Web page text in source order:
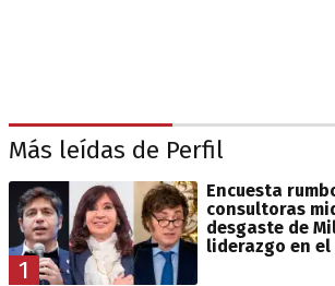
Más leídas de Perfil
1
Encuesta
consultoras
desgaste de
liderazgo en